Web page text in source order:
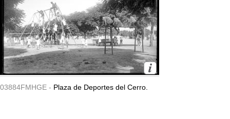
03884FMHGE - Plaza de Deportes del Cerro.